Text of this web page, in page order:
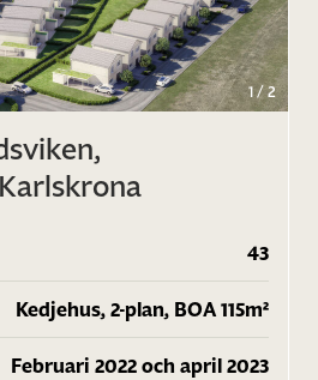
1/2
43
Kedjehus, 2-plan, BOA 115m²
Februari 2022 och april 2023